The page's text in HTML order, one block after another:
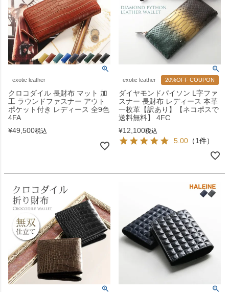
exotic leather
クロコダイル 長財布 マット 加
工 ラウンドファスナー アウト
ポケット付き レディース 全9色
4FA
¥49,500税込
exotic leather 20%OFF COUPON
ダイヤモンドパイソン L字ファ
スナー 長財布 レディース 本革
一枚革【訳あり】【ネコポスで
送料無料】 4FC
¥12,100税込
5.00 （1件）